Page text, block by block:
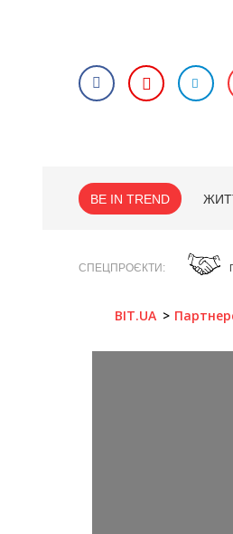
BE IN TREND
СПЕЦПРОЄКТИ
BIT.UA